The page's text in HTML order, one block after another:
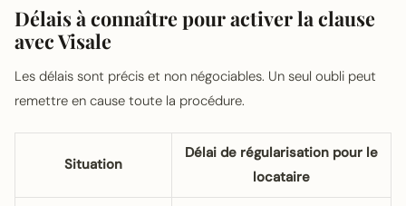
Délais à connaître pour activer la clause
avec Visale
Les délais sont précis et non négociables. Un seul oubli peut
remettre en cause toute la procédure.
Situation
Délai de régularisation pour le
locataire